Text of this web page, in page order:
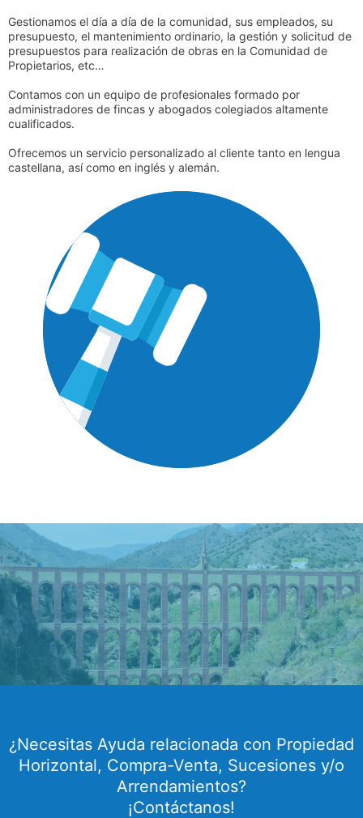
Gestionamos el día a día de la comunidad, sus empleados, su
presupuesto, el mantenimiento ordinario, la gestión y solicitud de
presupuestos para realización de obras en la Comunidad de
Propietarios, etc…
Contamos con un equipo de profesionales formado por
administradores de fincas y abogados colegiados altamente
cualificados.
Ofrecemos un servicio personalizado al cliente tanto en lengua
castellana, así como en inglés y alemán.
¿Necesitas Ayuda relacionada con Propiedad
Horizontal, Compra-Venta, Sucesiones y/o
Arrendamientos?
¡Contáctanos!